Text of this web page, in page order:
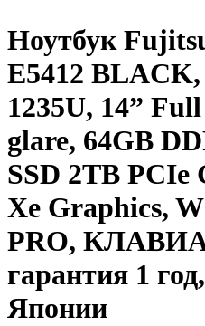
Ноутбук
E5412
1235U, 14”
glare, 64GB
SSD 2TB
Xe Graphics,
PRO,
гарантия 1
Японии